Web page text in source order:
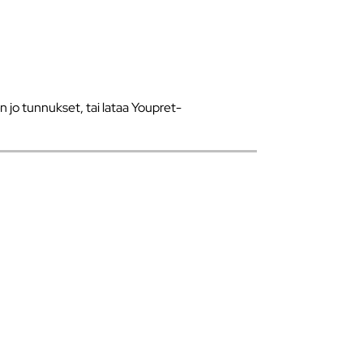
jo tunnukset, tai lataa Youpret-